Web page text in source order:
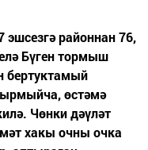
эшсезгә районнан 76,
Бүген тормыш
бертуктамый
өстәмә
Чөнки дәүләт
хакы очны очка